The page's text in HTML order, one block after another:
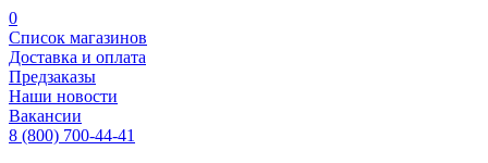
0
Список магазинов
Доставка и оплата
Предзаказы
Наши новости
Вакансии
8 (800) 700-44-41